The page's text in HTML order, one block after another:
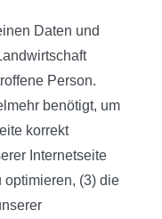
Daten und
Person.
benötigt, um
korrekt
Internetseite
(3) die